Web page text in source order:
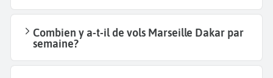
Combien y a-t-il de vols Marseille Dakar par
semaine?